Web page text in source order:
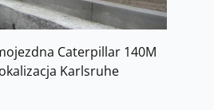
Caterpillar 140M
Karlsruhe